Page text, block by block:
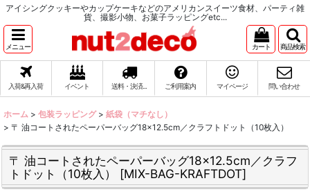
アイシングクッキーやカップケーキなどのアメリカンスイーツ食材、パーティ雑
貨、撮影小物、お菓子ラッピングetc...
メニュー カート 商品検索
入荷&再入荷 イベント 送料・決済... ご利用案内 マイページ 問い合わせ
ホーム > 包装ラッピング > 紙袋（マチなし）
> 〒 油コートされたペーパーバッグ18×12.5cm／クラフトドット（10枚入）
〒 油コートされたペーパーバッグ18×12.5cm／クラフ
トドット（10枚入）
[MIX-BAG-KRAFTDOT]